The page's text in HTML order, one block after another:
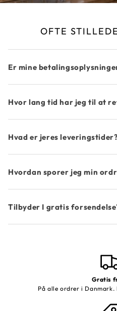
OFTE
Er mine
Hvor lang tid har jeg til at
Hvad er jeres leveringstider?
Hvordan sporer jeg min
Tilbyder I gratis
Gratis
På alle ordrer i Danmark.